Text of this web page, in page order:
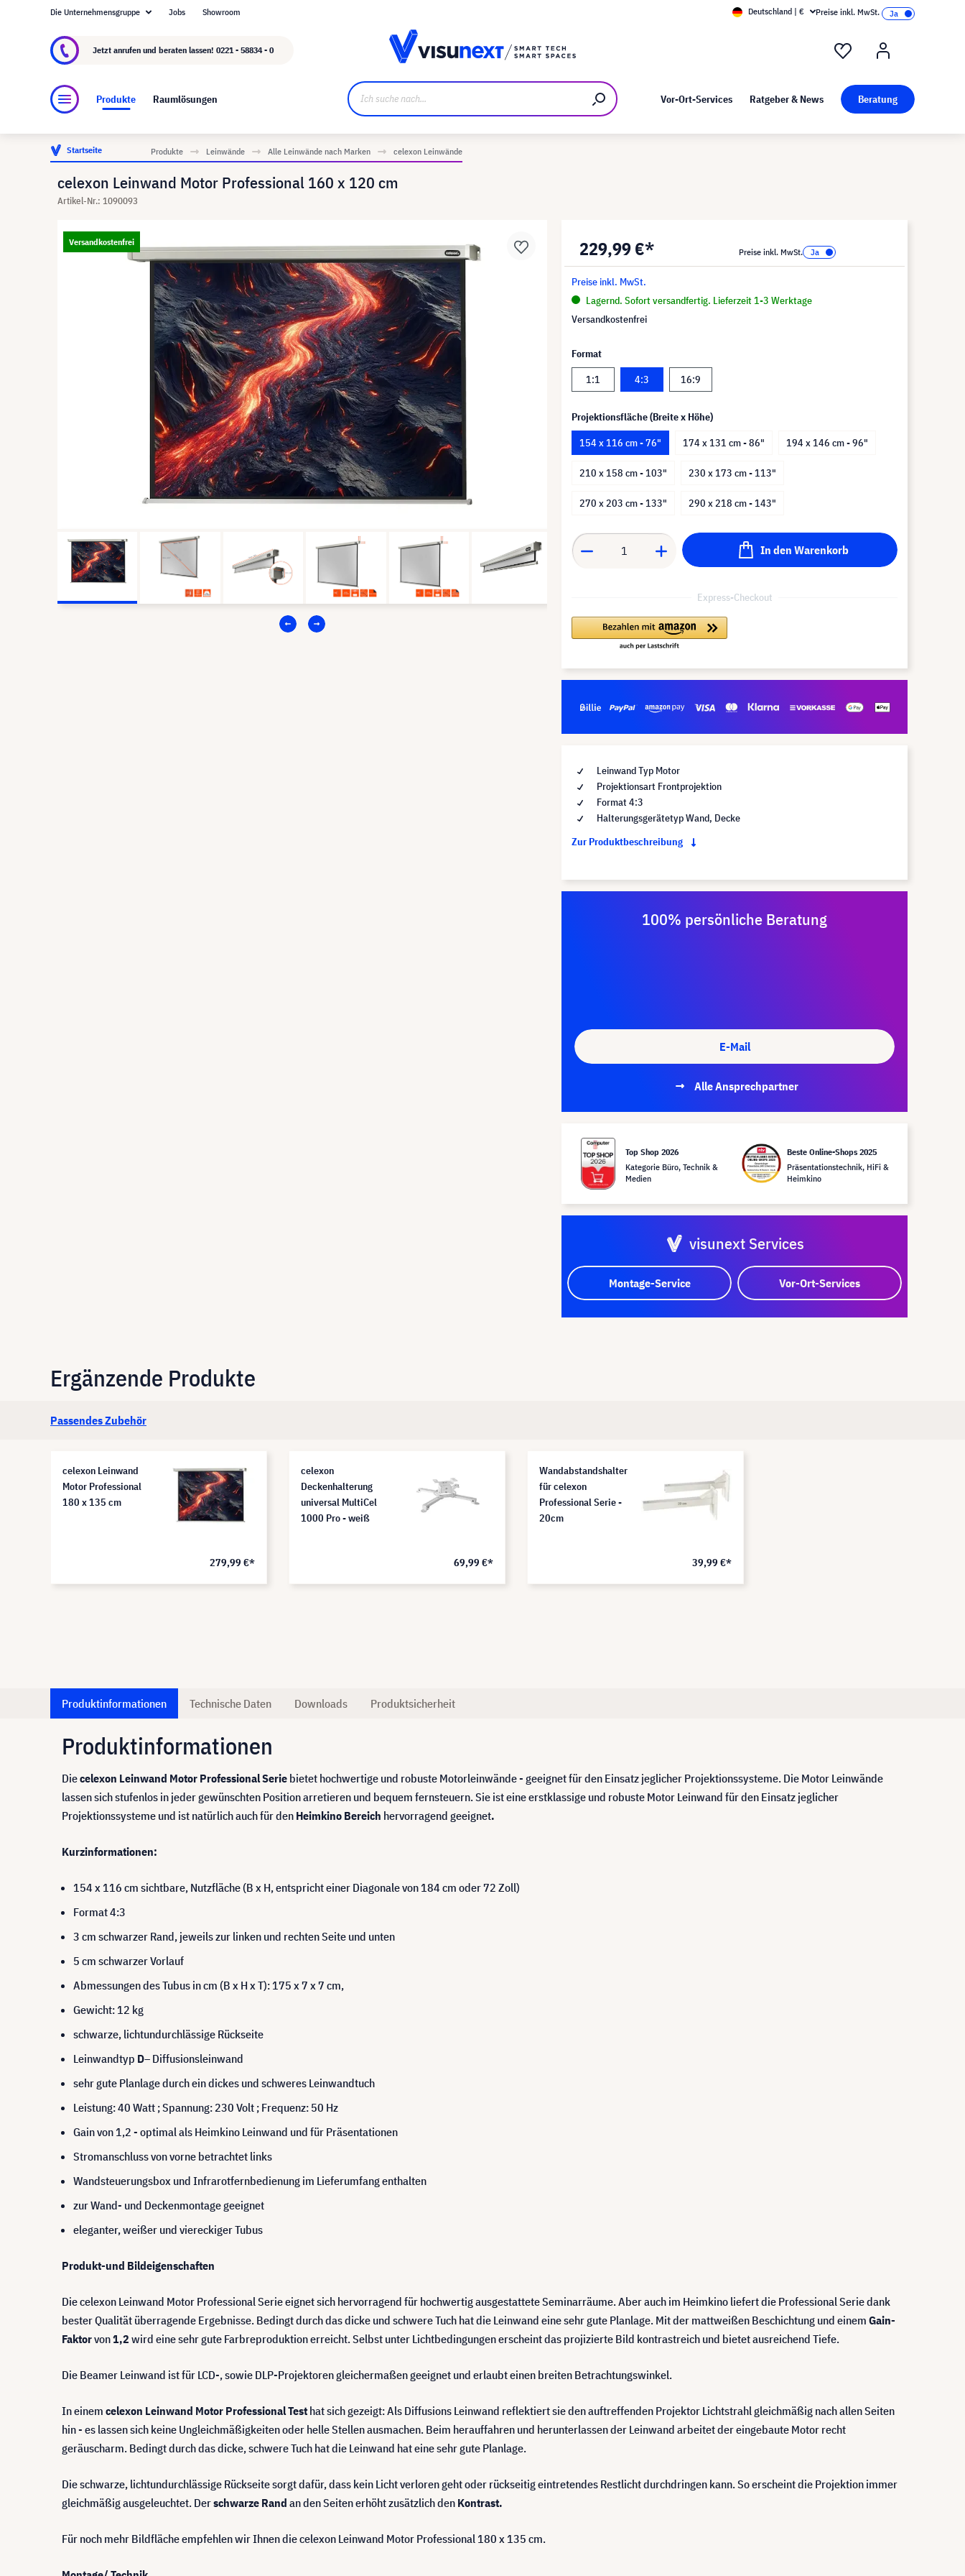
Über visunext.de Kunst bei visunext
Die Unternehmensgruppe Jobs Showroom Deutschland | € Preise inkl. MwSt.
Jetzt anrufen und beraten lassen! 0221 - 58834 - 0
Produkte Raumlösungen Vor-Ort-Services Ratgeber & News Beratung
Startseite Produkte Leinwände Alle Leinwände nach Marken celexon Leinwände
celexon Leinwand Motor Professional 160 x 120 cm
Artikel-Nr.: 1090093
Versandkostenfrei 229,99 €* Preise inkl. MwSt.
Preise inkl. MwSt.
Lagernd. Sofort versandfertig. Lieferzeit 1-3 Werktage
Versandkostenfrei
Format
1:1
4:3 16:9
Projektionsfläche (Breite x Höhe)
154 x 116 cm - 76"
174 x 131 cm - 86" 194 x 146 cm - 96"
210 x 158 cm - 103" 230 x 173 cm - 113"
270 x 203 cm - 133" 290 x 218 cm - 143"
In den Warenkorb
Express-Checkout
Leinwand Typ Motor
Projektionsart Frontprojektion
Format 4:3
Halterungsgerätetyp Wand, Decke
Zur Produktbeschreibung
100% persönliche Beratung
E-Mail
Alle Ansprechpartner
Top Shop 2026
Kategorie Büro, Technik &
Medien
Beste Online-Shops 2025
Präsentationstechnik, HiFi &
Heimkino
visunext Services
Montage-Service Vor-Ort-Services
Ergänzende Produkte
Passendes Zubehör
celexon Leinwand
Motor Professional
180 x 135 cm
279,99 €*
celexon
Deckenhalterung
universal MultiCel
1000 Pro - weiß
69,99 €*
Wandabstandshalter
für celexon
Professional Serie -
20cm
39,99 €*
Produktinformationen Technische Daten Downloads Produktsicherheit
Produktinformationen
Diecelexon Leinwand Motor Professional Serie bietet hochwertige und robuste Motorleinwände - geeignet für den Einsatz jeglicher Projektionssysteme. Die Motor Leinwände
lassen sich stufenlos in jeder gewünschten Position arretieren und bequem fernsteuern. Sie ist eine erstklassige und robuste Motor Leinwand für den Einsatz jeglicher
Projektionssysteme und ist natürlich auch für den Heimkino Bereich hervorragend geeignet.
Kurzinformationen:
154 x 116 cm sichtbare, Nutzfläche (B x H, entspricht einer Diagonale von 184 cm oder 72 Zoll)
Format 4:3
3 cm schwarzer Rand, jeweils zur linken und rechten Seite und unten
5 cm schwarzer Vorlauf
Abmessungen des Tubus in cm (B x H x T): 175 x 7 x 7 cm,
Gewicht: 12 kg
schwarze, lichtundurchlässige Rückseite
Leinwandtyp D– Diffusionsleinwand
sehr gute Planlage durch ein dickes und schweres Leinwandtuch
Leistung: 40 Watt ; Spannung: 230 Volt ; Frequenz: 50 Hz
Gain von 1,2 - optimal als Heimkino Leinwand und für Präsentationen
Stromanschluss von vorne betrachtet links
Wandsteuerungsbox und Infrarotfernbedienung im Lieferumfang enthalten
zur Wand- und Deckenmontage geeignet
eleganter, weißer und viereckiger Tubus
Produkt-und Bildeigenschaften
Die celexon Leinwand Motor Professional Serie eignet sich hervorragend für hochwertig ausgestattete Seminarräume. Aber auch im Heimkino liefert die Professional Serie dank
bester Qualität überragende Ergebnisse. Bedingt durch das dicke und schwere Tuch hat die Leinwand eine sehr gute Planlage. Mit der mattweißen Beschichtung und einem Gain-
Faktorvon1,2 wird eine sehr gute Farbreproduktion erreicht. Selbst unter Lichtbedingungen erscheint das projizierte Bild kontrastreich und bietet ausreichend Tiefe.
Die Beamer Leinwand ist für LCD-, sowie DLP-Projektoren gleichermaßen geeignet und erlaubt einen breiten Betrachtungswinkel.
In einem celexon Leinwand Motor Professional Test hat sich gezeigt: Als Diffusions Leinwand reflektiert sie den auftreffenden Projektor Lichtstrahl gleichmäßig nach allen Seiten
hin - es lassen sich keine Ungleichmäßigkeiten oder helle Stellen ausmachen. Beim herauffahren und herunterlassen der Leinwand arbeitet der eingebaute Motor recht
geräuscharm. Bedingt durch das dicke, schwere Tuch hat die Leinwand hat eine sehr gute Planlage.
Die schwarze, lichtundurchlässige Rückseite sorgt dafür, dass kein Licht verloren geht oder rückseitig eintretendes Restlicht durchdringen kann. So erscheint die Projektion immer
gleichmäßig ausgeleuchtet. Derschwarze Rand an den Seiten erhöht zusätzlich den Kontrast.
Für noch mehr Bildfläche empfehlen wir Ihnen die celexon Leinwand Motor Professional 180 x 135 cm.